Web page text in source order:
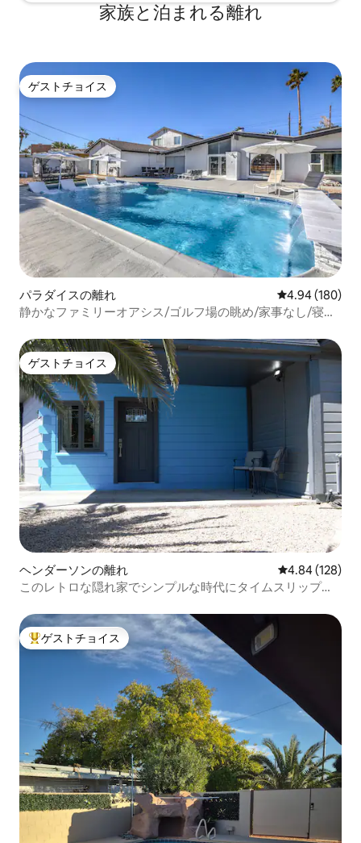
家族と泊まれる離れ
ゲストチョイス
ゲストチョイス
パラダイスの離れ レビュー180
4.94 (180)
静かなファミリーオアシス/ゴルフ場の眺め/家事なし/寝室
ゲストチョイス
ゲストチョイス
ヘンダーソンの離れ レビュー128
4.84 (128)
このレトロな隠れ家でシンプルな時代にタイムスリップし
大好評のゲストチョイスです。
ゲストチョイス